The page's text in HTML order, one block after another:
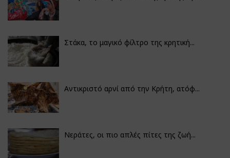
Στάκα, το μαγικό φίλτρο της κρητική...
Αντικριστό αρνί από την Κρήτη, ατόφ...
Νεράτες, οι πιο απλές πίτες της ζωή...